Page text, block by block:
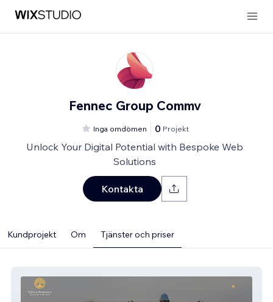
Fennec Group Commv
Inga omdömen 0 Projekt
Unlock Your Digital Potential with Bespoke Web
Solutions
Kontakta
Kundprojekt Om Tjänster och priser